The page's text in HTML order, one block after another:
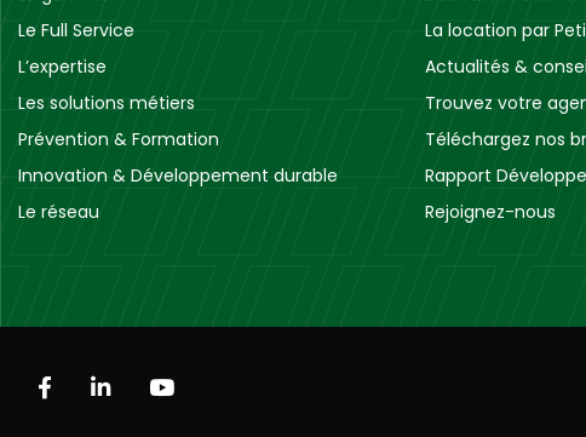
Le Full Service
L’expertise
Les solutions métiers
Prévention & Formation
Innovation & Développement durable
Le réseau
La location par
Actualités &
Trouvez votre
Téléchargez nos
Rapport
Rejoignez-nous